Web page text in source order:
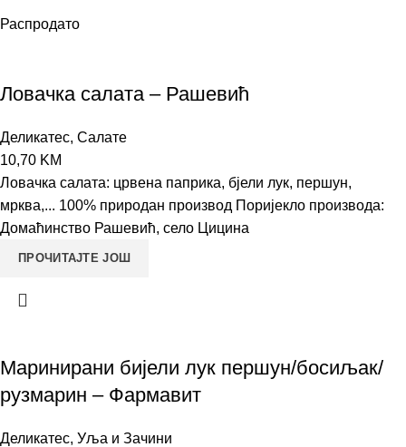
Распродато
Ловачка салата – Рашевић
Деликатес, Салате
10,70 KM
Ловачка салата: црвена паприка, бјели лук, першун,
мрква,... 100% природан производ Поријекло производа:
Домаћинство Рашевић, село Цицина
ПРОЧИТАЈТЕ ЈОШ
Маринирани бијели лук першун/босиљак/
рузмарин – Фармавит
Деликатес, Уља и Зачини